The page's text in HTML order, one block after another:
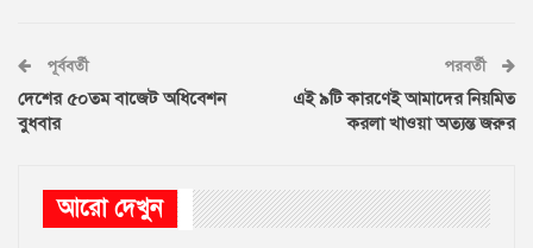
পূর্ববর্তী
দেশের ৫০তম বাজেট অধিবেশন
বুধবার
পরবর্তী
এই ৯টি কারণেই আমাদের নিয়মিত
করলা খাওয়া অত্যন্ত জরুর
আরো দেখুন